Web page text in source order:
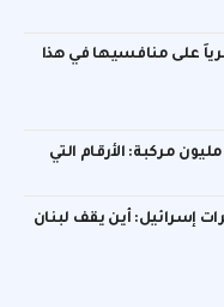
على منافسيها في هذا
إنجاز GAC Group بإنتاج 30 مليون مركبة: الأرقام التي
إسرائيل: أين يقف لبنان